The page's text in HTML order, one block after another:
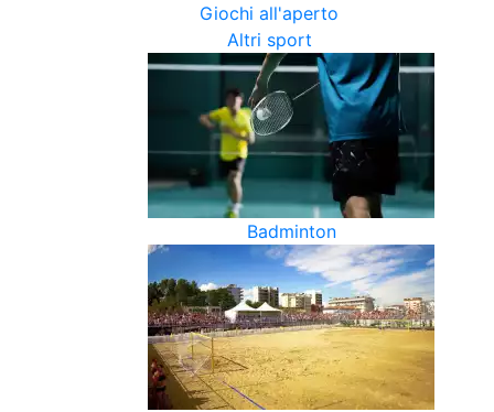
Giochi all'aperto
Altri sport
Badminton